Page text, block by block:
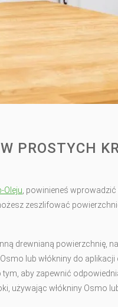
PROSTYCH
Oleju , powinieneś
zeszlifować
drewnianą powierzchnię,
lub włókniny do
aby zapewnić
używając włókniny Osmo